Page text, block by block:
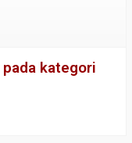
kategori